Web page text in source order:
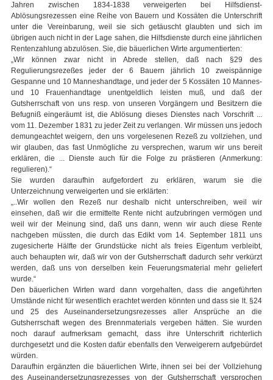
Jahren zwischen 1834-1838 verweigerten bei Hilfsdienst-
Ablösungsrezessen eine Reihe von Bauern und Kossäten die Unterschrift
unter die Vereinbarung, weil sie sich getäuscht glaubten und sich im
übrigen auch nicht in der Lage sahen, die Hilfsdienste durch eine jährlichen
Rentenzahlung abzulösen. Sie, die bäuerlichen Wirte argumentierten:
„Wir können zwar nicht in Abrede stellen, daß nach §29 des
Regulierungsrezeßes jeder der 6 Bauern jährlich 10 zweispännige
Gespanne und 10 Manneshandtage, und jeder der 5 Kossäten 10 Mannes-
und 10 Frauenhandtage unentgeldlich leisten muß, und daß der
Gutsherrschaft von uns resp. von unseren Vorgängern und Besitzern die
Befugniß eingeräumt ist, die Ablösung dieses Dienstes nach Vorschrift ...
vom 11. Dezember 1831 zu jeder Zeit zu verlangen. Wir müssen uns jedoch
demungeachtet weigern, den uns vorgelesenen Rezeß zu vollziehen, und
wir glauben, das fast Unmögliche zu versprechen, warum wir uns bereit
erklären, die ... Dienste auch für die Folge zu prästieren (Anmerkung:
regulieren).“
Sie wurden daraufhin aufgefordert zu erklären, warum sie die
Unterzeichnung verweigerten und sie erklärten:
„..Wir wollen den Rezeß nur deshalb nicht unterschreiben, weil wir
einsehen, daß wir die ermittelte Rente nicht aufzubringen vermögen und
weil wir der Meinung sind, daß uns dann, wenn wir auch diese Rente
nachgeben müssten, die durch das Edikt vom 14. September 1811 uns
zugesicherte Hälfte der Grundstücke nicht als freies Eigentum verbleibt,
auch behaupten wir, daß wir von der Gutsherrschaft dadurch sehr verkürzt
werden, daß uns von derselben kein Feuerungsmaterial mehr geliefert
wurde.“
Den bäuerlichen Wirten ward dann vorgehalten, dass die angeführten
Umstände nicht für wesentlich erachtet werden könnten und dass sie lt. §24
und 25 des Auseinandersetzungsrezesses aller Ansprüche an die
Gutsherrschaft wegen des Brennmaterials vergeben hätten. Sie wurden
noch darauf aufmerksam gemacht, dass ihre Unterschrift richterlich
durchgesetzt und die Kosten dafür ebenfalls den Verweigerern aufgebürdet
würden.
Daraufhin ergänzten die bäuerlichen Wirte, ihnen sei bei der Vollziehung
des Auseinandersetzungsrezesses von der Gutsherrschaft versprochen